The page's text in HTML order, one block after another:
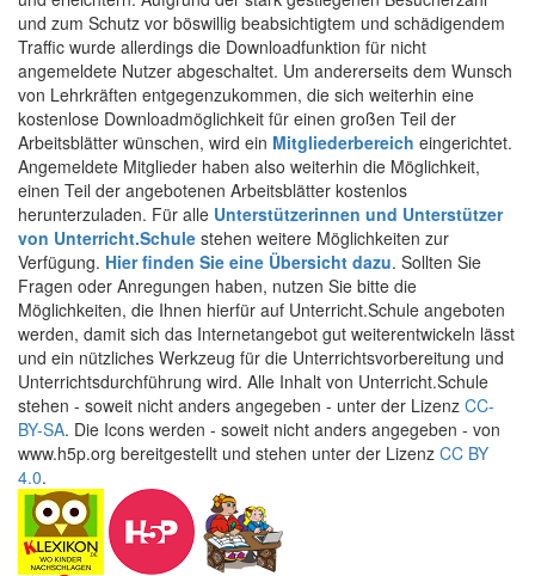
und zum Schutz vor böswillig beabsichtigtem und schädigendem
Traffic wurde allerdings die Downloadfunktion für nicht
angemeldete Nutzer abgeschaltet. Um andererseits dem Wunsch
von Lehrkräften entgegenzukommen, die sich weiterhin eine
kostenlose Downloadmöglichkeit für einen großen Teil der
Arbeitsblätter wünschen, wird ein Mitgliederbereich eingerichtet.
Angemeldete Mitglieder haben also weiterhin die Möglichkeit,
einen Teil der angebotenen Arbeitsblätter kostenlos
herunterzuladen. Für alle Unterstützerinnen und Unterstützer
von Unterricht.Schule stehen weitere Möglichkeiten zur
Verfügung. Hier finden Sie eine Übersicht dazu. Sollten Sie
Fragen oder Anregungen haben, nutzen Sie bitte die
Möglichkeiten, die Ihnen hierfür auf Unterricht.Schule angeboten
werden, damit sich das Internetangebot gut weiterentwickeln lässt
und ein nützliches Werkzeug für die Unterrichtsvorbereitung und
Unterrichtsdurchführung wird. Alle Inhalt von Unterricht.Schule
stehen - soweit nicht anders angegeben - unter der Lizenz CC-
BY-SA. Die Icons werden - soweit nicht anders angegeben - von
www.h5p.org bereitgestellt und stehen unter der Lizenz CC BY
4.0.